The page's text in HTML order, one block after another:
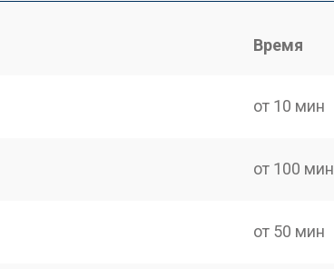
Время
от 10 мин
от 100 мин
от 50 мин